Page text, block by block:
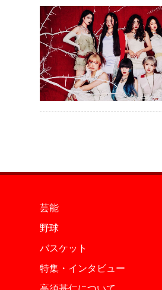
芸能
野球
バスケット
特集・インタビュー